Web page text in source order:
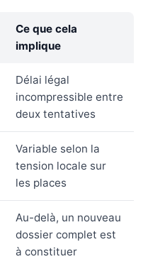
Ce que cela
implique
Délai légal
incompressible entre
deux tentatives
Variable selon la
tension locale sur
les places
Au-delà, un nouveau
dossier complet est
à constituer